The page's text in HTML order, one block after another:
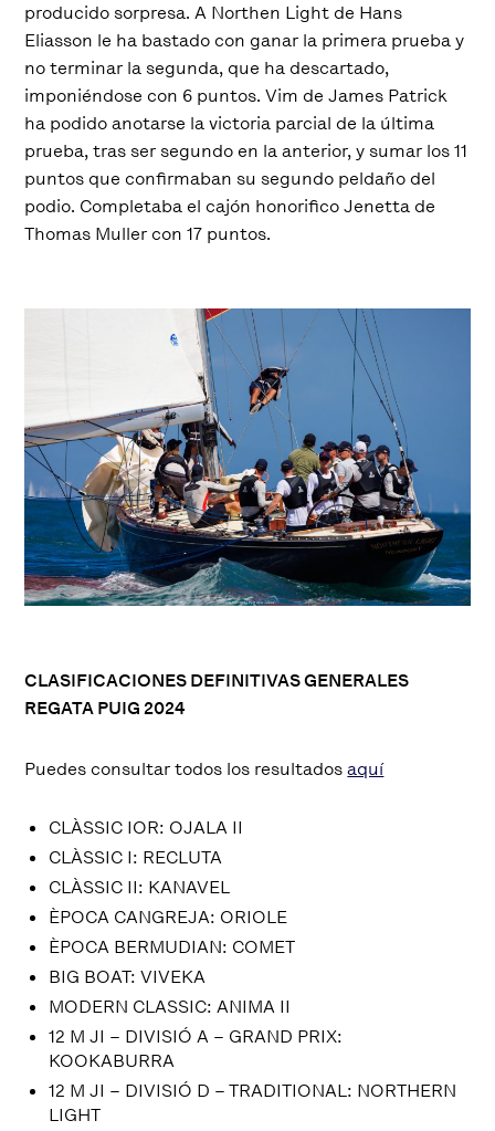
producido sorpresa. A Northen Light de Hans
Eliasson le ha bastado con ganar la primera prueba y
no terminar la segunda, que ha descartado,
imponiéndose con 6 puntos. Vim de James Patrick
ha podido anotarse la victoria parcial de la última
prueba, tras ser segundo en la anterior, y sumar los 11
puntos que confirmaban su segundo peldaño del
podio. Completaba el cajón honorifico Jenetta de
Thomas Muller con 17 puntos.
CLASIFICACIONES DEFINITIVAS GENERALES
REGATA PUIG 2024
Puedes consultar todos los resultadosaquí
CLÀSSIC IOR: OJALA II
CLÀSSIC I: RECLUTA
CLÀSSIC II: KANAVEL
ÈPOCA CANGREJA: ORIOLE
ÈPOCA BERMUDIAN: COMET
BIG BOAT: VIVEKA
MODERN CLASSIC: ANIMA II
12 M JI – DIVISIÓ A – GRAND PRIX:
KOOKABURRA
12 M JI – DIVISIÓ D – TRADITIONAL: NORTHERN
LIGHT